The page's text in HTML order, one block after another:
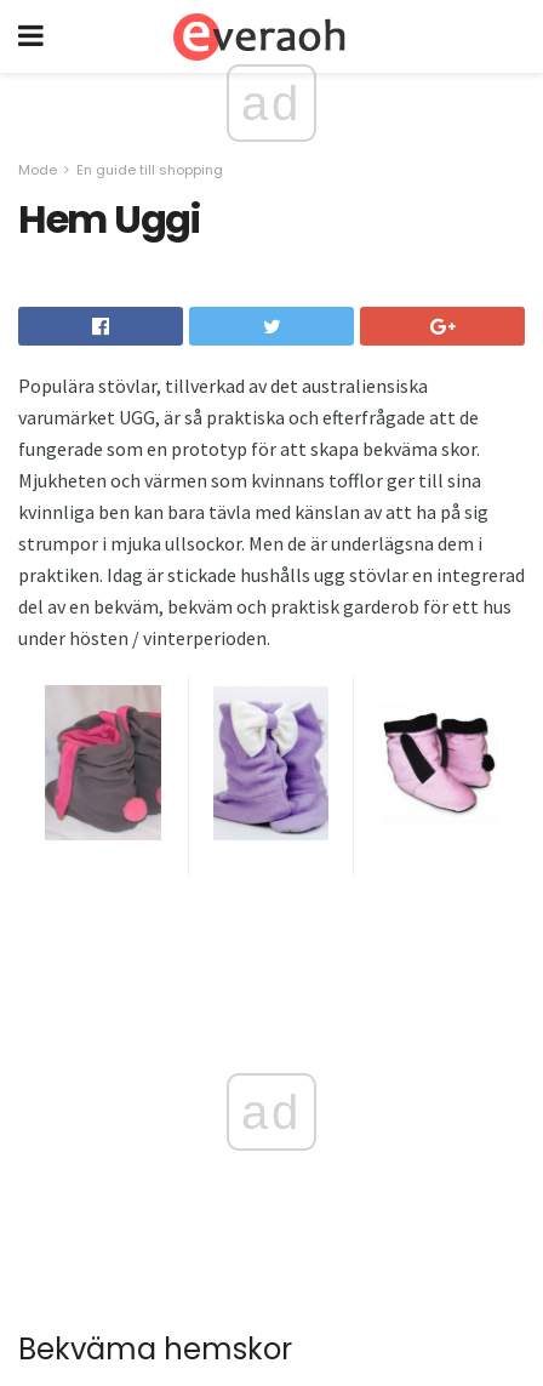
ad
Mode En guide till shopping
Hem Uggi
Populära stövlar, tillverkad av det australiensiska
varumärket UGG, är så praktiska och efterfrågade att de
fungerade som en prototyp för att skapa bekväma skor.
Mjukheten och värmen som kvinnans tofflor ger till sina
kvinnliga ben kan bara tävla med känslan av att ha på sig
strumpor i mjuka ullsockor. Men de är underlägsna dem i
praktiken. Idag är stickade hushålls ugg stövlar en integrerad
del av en bekväm, bekväm och praktisk garderob för ett hus
under hösten / vinterperioden.
ad
Bekväma hemskor